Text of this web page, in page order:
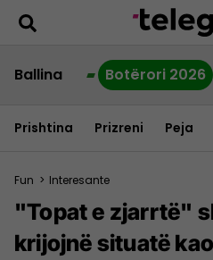
Ballina Botërori 2026
Prishtina Prizreni Peja
Fun > Interesante
"Topat e zjarrtë"
krijojnë situatë